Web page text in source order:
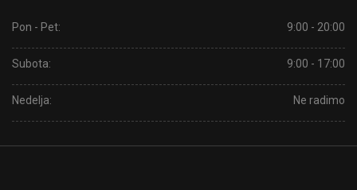
Pon - Pet: 9:00 - 20:00
Subota: 9:00 - 17:00
Nedelja: Ne radimo